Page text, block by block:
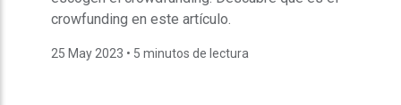
crowfunding en este artículo.
25 May 2023 • 5 minutos de lectura